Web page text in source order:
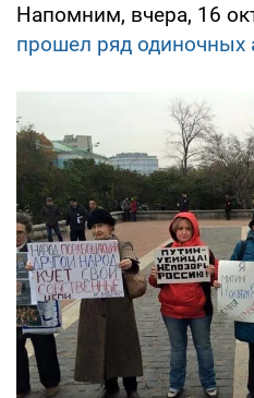
Напомним, вчера, 16
прошел ряд одиночных